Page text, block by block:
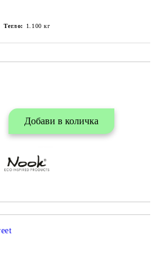
Тегло: 1.100 кг